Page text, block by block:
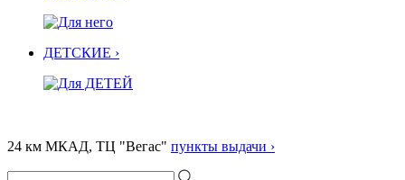
ДЕТСКИЕ ›
24 км МКАД, ТЦ "Вегас" пункты выдачи ›